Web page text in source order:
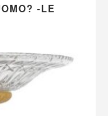
-LE